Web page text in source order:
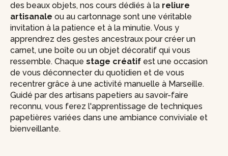
des beaux objets, nos cours dédiés à la reliure
artisanale ou au cartonnage sont une véritable
invitation à la patience et à la minutie. Vous y
apprendrez des gestes ancestraux pour créer un
carnet, une boîte ou un objet décoratif qui vous
ressemble. Chaque stage créatif est une occasion
de vous déconnecter du quotidien et de vous
recentrer grâce à une activité manuelle à Marseille.
Guidé par des artisans papetiers au savoir-faire
reconnu, vous ferez l'apprentissage de techniques
papetières variées dans une ambiance conviviale et
bienveillante.